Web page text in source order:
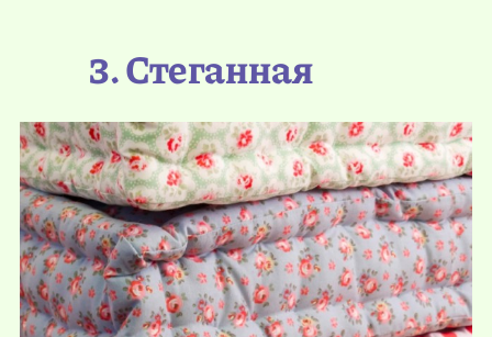
3. Стеганная